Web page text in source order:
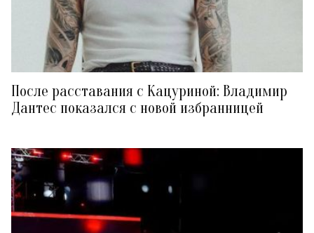
После расставания с Кацуриной: Владимир
Дантес показался с новой избранницей